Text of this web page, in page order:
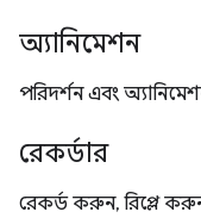
অ্যানিমেশন
পরিদর্শন এবং
রেকর্ডার
রেকর্ড করুন, রিপ্লে